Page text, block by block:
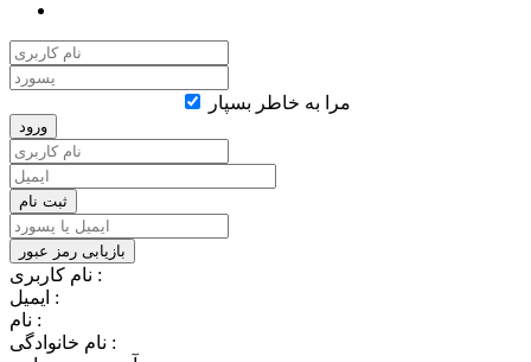
مرا به خاطر بسپار
نام کاربری :
ایمیل :
نام :
نام خانوادگی :